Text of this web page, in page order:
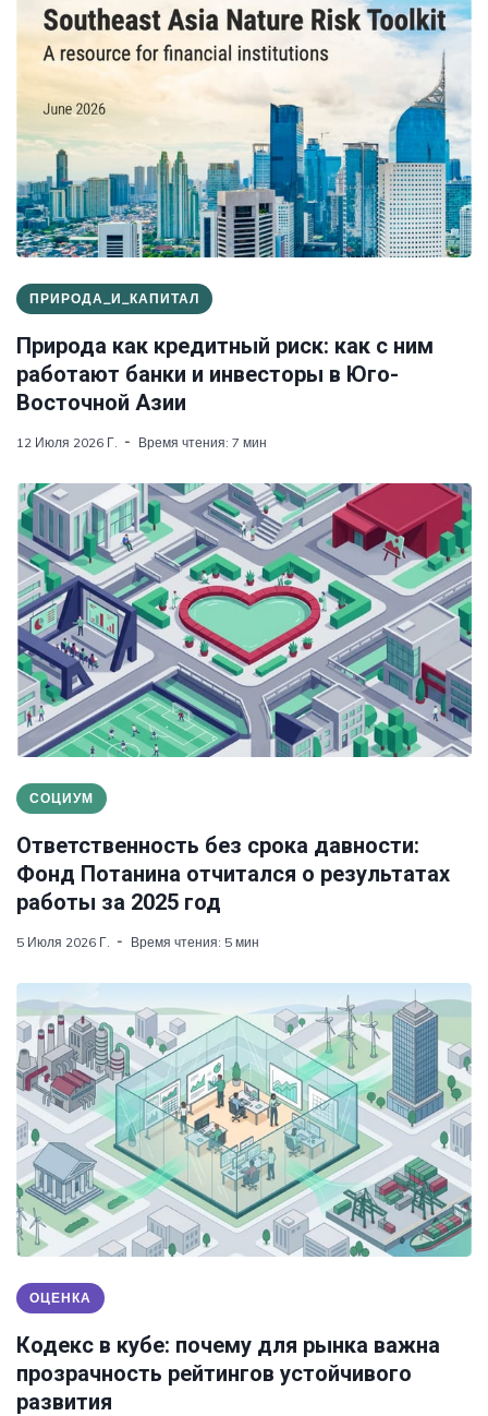
ПРИРОДА_И_КАПИТАЛ
Природа как кредитный риск: как с ним
работают банки и инвесторы в Юго-
Восточной Азии
12 Июля 2026 Г. Время чтения: 7 мин
СОЦИУМ
Ответственность без срока давности:
Фонд Потанина отчитался о результатах
работы за 2025 год
5 Июля 2026 Г. Время чтения: 5 мин
ОЦЕНКА
Кодекс в кубе: почему для рынка важна
прозрачность рейтингов устойчивого
развития